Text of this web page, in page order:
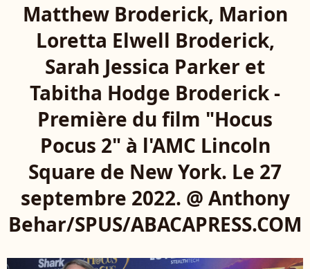
Matthew Broderick, Marion
Loretta Elwell Broderick,
Sarah Jessica Parker et
Tabitha Hodge Broderick -
Première du film "Hocus
Pocus 2" à l'AMC Lincoln
Square de New York. Le 27
septembre 2022. @ Anthony
Behar/SPUS/ABACAPRESS.COM